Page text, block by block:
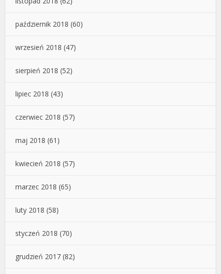
październik 2018 (60)
wrzesień 2018 (47)
sierpień 2018 (52)
lipiec 2018 (43)
czerwiec 2018 (57)
maj 2018 (61)
kwiecień 2018 (57)
marzec 2018 (65)
luty 2018 (58)
styczeń 2018 (70)
grudzień 2017 (82)